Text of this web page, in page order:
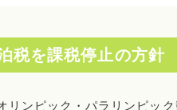
税を課税停止の方針
ンピック・パラリンピッ